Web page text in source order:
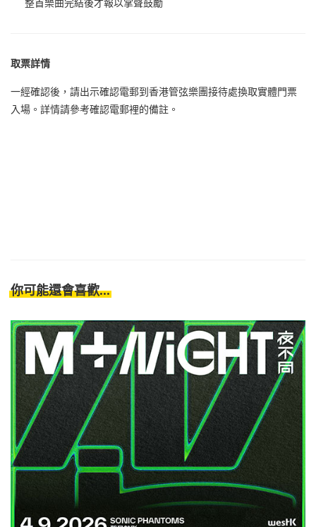
整首樂曲完結後才報以掌聲鼓勵
取票詳情
一經確認後，請出示確認電郵到香港管弦樂團接待處換取實體門票
入場。詳情請參考確認電郵裡的備註。
你可能還會喜歡...